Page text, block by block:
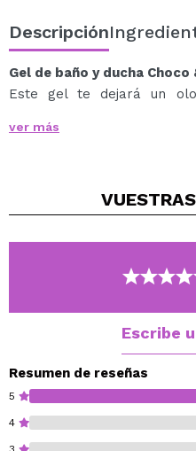
Descripción
Gel de baño y ducha
Este gel te dejará un
tratara de esta deliciosa
Disfruta de tu momento
Dermatológicamente
Vegan.
ver más
VUESTRAS
Escribe
Resumen de reseñas
5
4